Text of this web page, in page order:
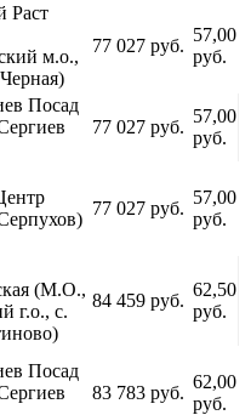
Раст
м.о.,
77 027 руб.
57,00
руб.
Посад
77 027 руб.
57,00
руб.
77 027 руб.
57,00
руб.
(М.О.,
г.о., с.
84 459 руб.
62,50
руб.
Посад
83 783 руб.
62,00
руб.